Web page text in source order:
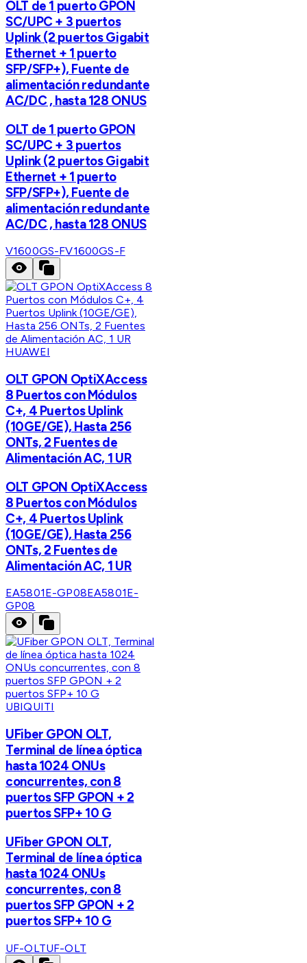
OLT de 1 puerto GPON
SC/UPC + 3 puertos
Uplink (2 puertos Gigabit
Ethernet + 1 puerto
SFP/SFP+), Fuente de
alimentación redundante
AC/DC , hasta 128 ONUS
OLT de 1 puerto GPON
SC/UPC + 3 puertos
Uplink (2 puertos Gigabit
Ethernet + 1 puerto
SFP/SFP+), Fuente de
alimentación redundante
AC/DC , hasta 128 ONUS
V1600GS-FV1600GS-F
HUAWEI
OLT GPON OptiXAccess
8 Puertos con Módulos
C+, 4 Puertos Uplink
(10GE/GE), Hasta 256
ONTs, 2 Fuentes de
Alimentación AC, 1 UR
OLT GPON OptiXAccess
8 Puertos con Módulos
C+, 4 Puertos Uplink
(10GE/GE), Hasta 256
ONTs, 2 Fuentes de
Alimentación AC, 1 UR
EA5801E-GP08EA5801E-
GP08
UBIQUITI
UFiber GPON OLT,
Terminal de línea óptica
hasta 1024 ONUs
concurrentes, con 8
puertos SFP GPON + 2
puertos SFP+ 10 G
UFiber GPON OLT,
Terminal de línea óptica
hasta 1024 ONUs
concurrentes, con 8
puertos SFP GPON + 2
puertos SFP+ 10 G
UF-OLTUF-OLT